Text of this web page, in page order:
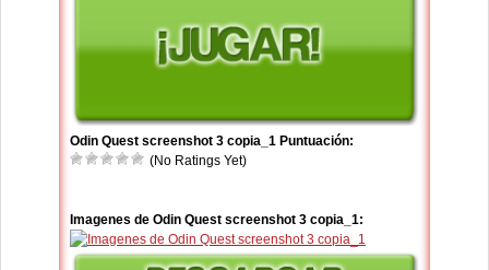
Odin Quest screenshot 3 copia_1 Puntuación:
(No Ratings Yet)
Imagenes de Odin Quest screenshot 3 copia_1: